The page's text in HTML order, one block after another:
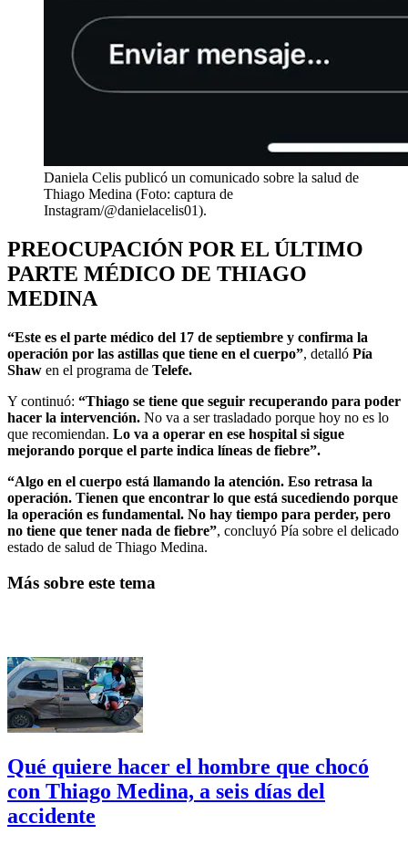
Daniela Celis publicó un comunicado sobre la salud de
Thiago Medina (Foto: captura de
Instagram/@danielacelis01).
PREOCUPACIÓN POR EL ÚLTIMO
PARTE MÉDICO DE THIAGO
MEDINA
“Este es el parte médico del 17 de septiembre y confirma la
operación por las astillas que tiene en el cuerpo”, detalló Pía
Shaw en el programa de Telefe.
Y continuó: “Thiago se tiene que seguir recuperando para poder
hacer la intervención. No va a ser trasladado porque hoy no es lo
que recomiendan. Lo va a operar en ese hospital si sigue
mejorando porque el parte indica líneas de fiebre”.
“Algo en el cuerpo está llamando la atención. Eso retrasa la
operación. Tienen que encontrar lo que está sucediendo porque
la operación es fundamental. No hay tiempo para perder, pero
no tiene que tener nada de fiebre”, concluyó Pía sobre el delicado
estado de salud de Thiago Medina.
Más sobre este tema
Qué quiere hacer el hombre que chocó
con Thiago Medina, a seis días del
accidente